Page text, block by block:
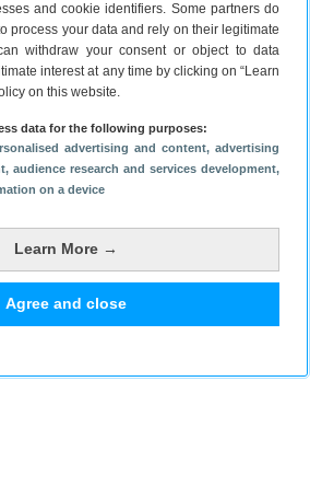
and cookie identifiers. Some partners do
process your data and rely on their legitimate
withdraw your consent or object to data
interest at any time by clicking on “Learn
on this website.
data for the following purposes:
advertising and content, advertising
audience research and services development,
on a device
Learn More →
Agree and close